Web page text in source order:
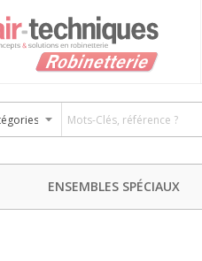
ENSEMBLES SPÉCIAUX